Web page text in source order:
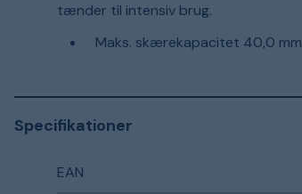
tænder til intensiv brug.
Maks. skærekapacitet 40,0 mm
Specifikationer
EAN